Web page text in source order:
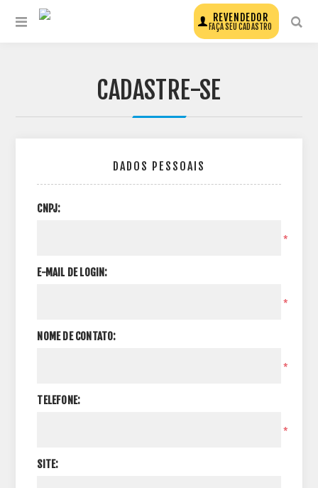
REVENDEDOR
FAÇA SEU CADASTRO
CADASTRE-SE
DADOS PESSOAIS
CNPJ:
*
E-MAIL DE LOGIN:
*
NOME DE CONTATO:
*
TELEFONE:
*
SITE: